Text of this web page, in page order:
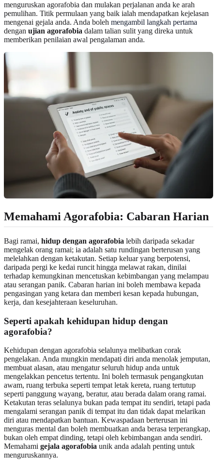
menguruskan agorafobia dan mulakan perjalanan anda ke arah
pemulihan. Titik permulaan yang baik ialah mendapatkan kejelasan
mengenai gejala anda. Anda boleh mengambil langkah pertama
dengan ujian agorafobia dalam talian sulit yang direka untuk
memberikan penilaian awal pengalaman anda.
Memahami Agorafobia: Cabaran Harian
Bagi ramai, hidup dengan agorafobia lebih daripada sekadar
mengelak orang ramai; ia adalah satu rundingan berterusan yang
melelahkan dengan ketakutan. Setiap keluar yang berpotensi,
daripada pergi ke kedai runcit hingga melawat rakan, dinilai
terhadap kemungkinan mencetuskan kebimbangan yang melampau
atau serangan panik. Cabaran harian ini boleh membawa kepada
pengasingan yang ketara dan memberi kesan kepada hubungan,
kerja, dan kesejahteraan keseluruhan.
Seperti apakah kehidupan hidup dengan
agorafobia?
Kehidupan dengan agorafobia selalunya melibatkan corak
pengelakan. Anda mungkin mendapati diri anda menolak jemputan,
membuat alasan, atau mengatur seluruh hidup anda untuk
mengelakkan pencetus tertentu. Ini boleh termasuk pengangkutan
awam, ruang terbuka seperti tempat letak kereta, ruang tertutup
seperti panggung wayang, beratur, atau berada dalam orang ramai.
Ketakutan teras selalunya bukan pada tempat itu sendiri, tetapi pada
mengalami serangan panik di tempat itu dan tidak dapat melarikan
diri atau mendapatkan bantuan. Kewaspadaan berterusan ini
menguras mental dan boleh membuatkan anda berasa terperangkap,
bukan oleh empat dinding, tetapi oleh kebimbangan anda sendiri.
Memahami gejala agorafobia unik anda adalah penting untuk
menguruskannya.